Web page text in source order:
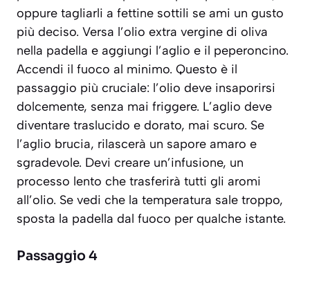
oppure tagliarli a fettine sottili se ami un gusto
più deciso. Versa l’olio extra vergine di oliva
nella padella e aggiungi l’aglio e il peperoncino.
Accendi il fuoco al minimo. Questo è il
passaggio più cruciale: l’olio deve insaporirsi
dolcemente, senza mai friggere. L’aglio deve
diventare traslucido e dorato, mai scuro. Se
l’aglio brucia, rilascerà un sapore amaro e
sgradevole. Devi creare un’infusione, un
processo lento che trasferirà tutti gli aromi
all’olio. Se vedi che la temperatura sale troppo,
sposta la padella dal fuoco per qualche istante.
Passaggio 4